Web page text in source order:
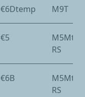
€6Dtemp M9T
€5
M5Mt
RS
€6B
M5Mt
RS